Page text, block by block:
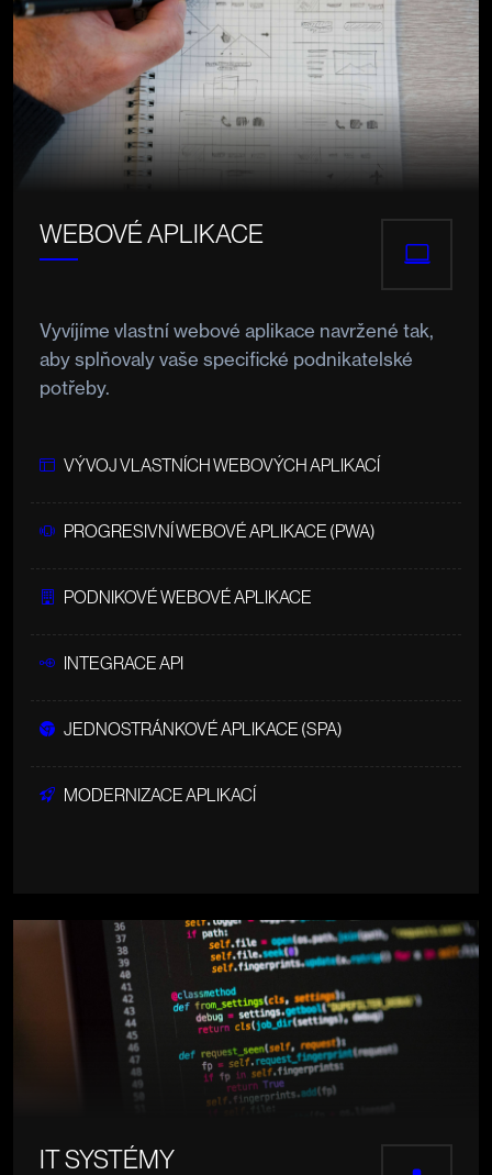
WEBOVÉ APLIKACE
Vyvíjíme vlastní webové aplikace navržené tak,
aby splňovaly vaše specifické podnikatelské
potřeby.
VÝVOJ VLASTNÍCH WEBOVÝCH APLIKACÍ
PROGRESIVNÍ WEBOVÉ APLIKACE (PWA)
PODNIKOVÉ WEBOVÉ APLIKACE
INTEGRACE API
JEDNOSTRÁNKOVÉ APLIKACE (SPA)
MODERNIZACE APLIKACÍ
IT SYSTÉMY